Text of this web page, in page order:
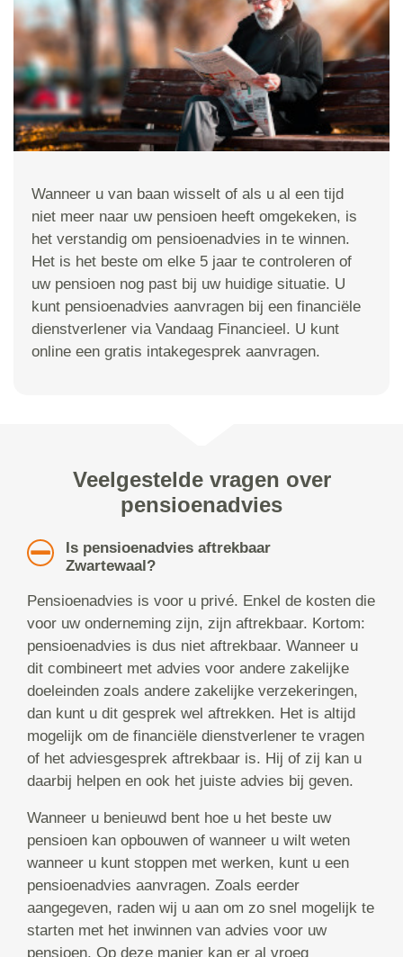
Wanneer u van baan wisselt of als u al een tijd
niet meer naar uw pensioen heeft omgekeken, is
het verstandig om pensioenadvies in te winnen.
Het is het beste om elke 5 jaar te controleren of
uw pensioen nog past bij uw huidige situatie. U
kunt pensioenadvies aanvragen bij een financiële
dienstverlener via Vandaag Financieel. U kunt
online een gratis intakegesprek aanvragen.
Veelgestelde vragen over
pensioenadvies
Is pensioenadvies aftrekbaar
Zwartewaal?
Pensioenadvies is voor u privé. Enkel de kosten die
voor uw onderneming zijn, zijn aftrekbaar. Kortom:
pensioenadvies is dus niet aftrekbaar. Wanneer u
dit combineert met advies voor andere zakelijke
doeleinden zoals andere zakelijke verzekeringen,
dan kunt u dit gesprek wel aftrekken. Het is altijd
mogelijk om de financiële dienstverlener te vragen
of het adviesgesprek aftrekbaar is. Hij of zij kan u
daarbij helpen en ook het juiste advies bij geven.
Wanneer u benieuwd bent hoe u het beste uw
pensioen kan opbouwen of wanneer u wilt weten
wanneer u kunt stoppen met werken, kunt u een
pensioenadvies aanvragen. Zoals eerder
aangegeven, raden wij u aan om zo snel mogelijk te
starten met het inwinnen van advies voor uw
pensioen. Op deze manier kan er al vroeg